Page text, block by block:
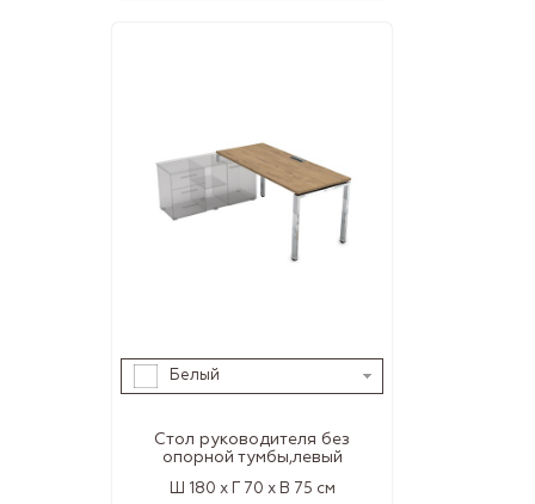
Белый
Стол руководителя без
опорной тумбы,левый
Ш 180 x Г 70 x В 75 см